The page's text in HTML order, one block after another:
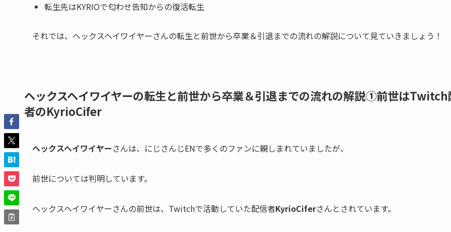
転生先はKYRIOで匂わせ告知からの復活転生
それでは、ヘックスヘイワイヤーさんの転生と前世から卒業＆引退までの流れの解説について見ていきましょう！
ヘックスヘイワイヤーの転生と前世から卒業＆引退までの流れの解説①前世はTwitch
者のKyrioCifer
ヘックスヘイワイヤーさんは、 にじさんじENで多くのファンに親しまれていましたが、
前世については判明しています。
ヘックスヘイワイヤーさんの前世は、Twitchで活動していた配信者KyrioCiferさんとされています。